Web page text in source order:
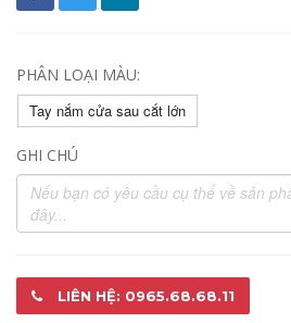
PHÂN LOẠI MÀU:
Tay nắm cửa sau cắt lớn
GHI CHÚ
LIÊN HỆ: 0965.68.68.11